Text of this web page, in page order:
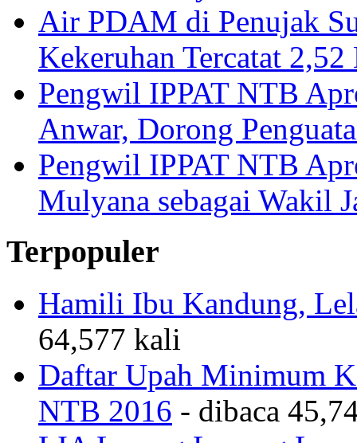
Air PDAM di Penujak
Kekeruhan Tercatat
Pengwil IPPAT NTB
Anwar, Dorong
Pengwil IPPAT NTB
Mulyana sebagai Wakil
Terpopuler
Hamili Ibu Kandung,
64,577 kali
Daftar Upah Minimum
NTB 2016 - dibaca